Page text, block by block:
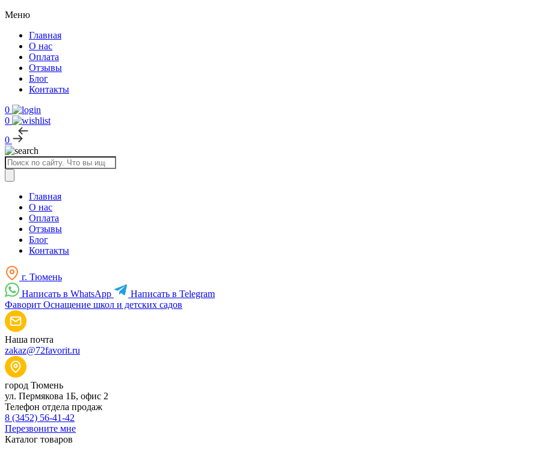
Меню
Главная
О нас
Оплата
Отзывы
Блог
Контакты
0
0
0
Поиск
товаров
Главная
О нас
Оплата
Отзывы
Блог
Контакты
г. Тюмень
Написать в WhatsApp
Написать в Telegram
Фаворит Оснащение школ и детских садов
Наша почта
zakaz@72favorit.ru
город Тюмень
ул. Пермякова 1Б, офис 2
Телефон отдела продаж
8 (3452) 56-41-42
Перезвоните мне
Каталог товаров